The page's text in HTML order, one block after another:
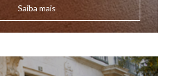
Saiba mais